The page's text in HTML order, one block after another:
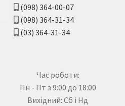
(098) 364-00-07
(098) 364-31-34
(03) 364-31-34
Час роботи:
Пн - Пт з 9:00 до 18:00
Вихідний: Сб і Нд